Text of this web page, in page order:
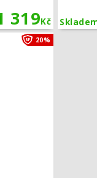
319Kč
20%